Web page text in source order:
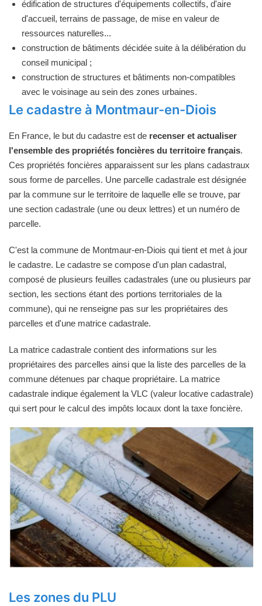
édification de structures d'équipements collectifs, d'aire
d'accueil, terrains de passage, de mise en valeur de
ressources naturelles...
construction de bâtiments décidée suite à la délibération du
conseil municipal ;
construction de structures et bâtiments non-compatibles
avec le voisinage au sein des zones urbaines.
Le cadastre à Montmaur-en-Diois
En France, le but du cadastre est de recenser et actualiser
l'ensemble des propriétés foncières du territoire français.
Ces propriétés foncières apparaissent sur les plans cadastraux
sous forme de parcelles. Une parcelle cadastrale est désignée
par la commune sur le territoire de laquelle elle se trouve, par
une section cadastrale (une ou deux lettres) et un numéro de
parcelle.
C'est la commune de Montmaur-en-Diois qui tient et met à jour
le cadastre. Le cadastre se compose d'un plan cadastral,
composé de plusieurs feuilles cadastrales (une ou plusieurs par
section, les sections étant des portions territoriales de la
commune), qui ne renseigne pas sur les propriétaires des
parcelles et d'une matrice cadastrale.
La matrice cadastrale contient des informations sur les
propriétaires des parcelles ainsi que la liste des parcelles de la
commune détenues par chaque propriétaire. La matrice
cadastrale indique également la VLC (valeur locative cadastrale)
qui sert pour le calcul des impôts locaux dont la taxe foncière.
Les zones du PLU